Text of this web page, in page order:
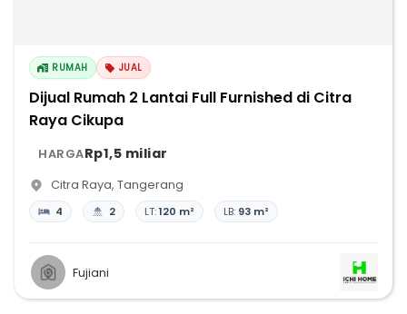
RUMAH JUAL
Dijual Rumah 2 Lantai Full Furnished di Citra
Raya Cikupa
HARGARp1,5 miliar
Citra Raya, Tangerang
4 2 LT:120 m² LB: 93 m²
Fujiani